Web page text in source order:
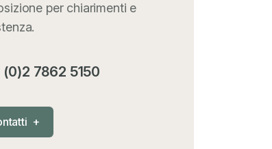
- Giuffré
per chiarimenti e
7862 5150
ntatti +